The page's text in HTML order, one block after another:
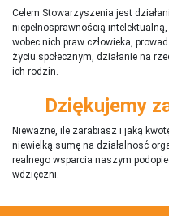
Celem Stowarzyszenia jest
niepełnosprawnością
wobec nich praw człowieka,
życiu społecznym, działanie na
ich rodzin.
Dziękujemy
Nieważne, ile zarabiasz i jaką
niewielką sumę na działalnosć
realnego wsparcia naszym
wdzięczni.